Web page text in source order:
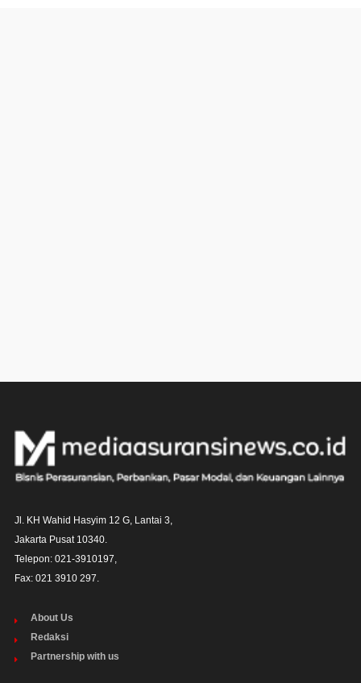
Jl. KH Wahid Hasyim 12 G, Lantai 3,
Jakarta Pusat 10340.
Telepon: 021-3910197,
Fax: 021 3910 297.
About Us
Redaksi
Partnership with us